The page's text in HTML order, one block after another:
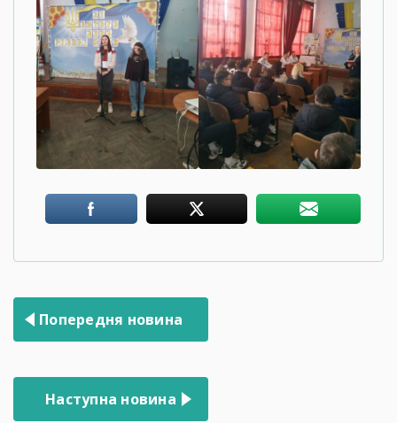
Навігація
записів
Попередня новина
Наступна новина